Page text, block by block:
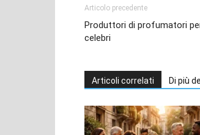
Articolo precedente
Produttori di profumatori
celebri
Articoli correlati Di più